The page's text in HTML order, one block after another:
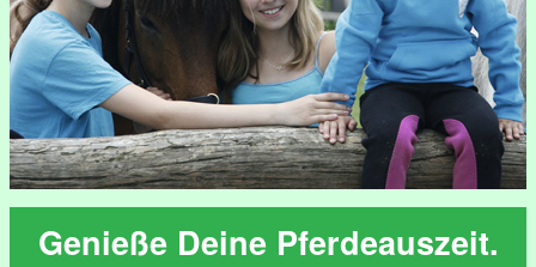
Genieße Deine Pferdeauszeit.